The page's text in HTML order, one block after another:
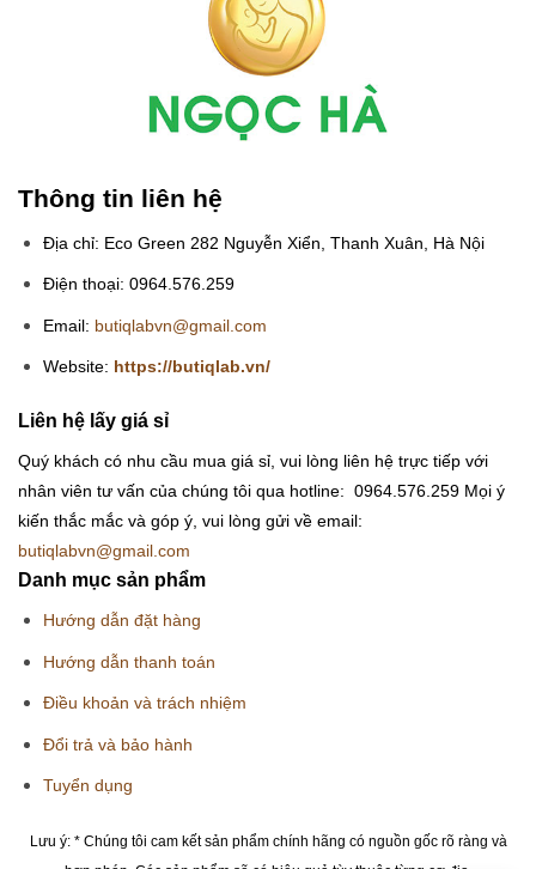
Thông tin liên hệ
Địa chỉ: Eco Green 282 Nguyễn Xiển, Thanh Xuân, Hà Nội
Điện thoại: 0964.576.259
Email: butiqlabvn@gmail.com
Website: https://butiqlab.vn/
Liên hệ lấy giá sỉ
Quý khách có nhu cầu mua giá sỉ, vui lòng liên hệ trực tiếp với
nhân viên tư vấn của chúng tôi qua hotline: 0964.576.259 Mọi ý
kiến thắc mắc và góp ý, vui lòng gửi về email:
butiqlabvn@gmail.com
Danh mục sản phẩm
Hướng dẫn đặt hàng
Hướng dẫn thanh toán
Điều khoản và trách nhiệm
Đổi trả và bảo hành
Tuyển dụng
Lưu ý: * Chúng tôi cam kết sản phẩm chính hãng có nguồn gốc rõ ràng và